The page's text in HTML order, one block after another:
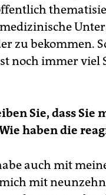
zu bekommen.
noch immer viel
Sie, dass Sie
haben die
auch mit
mit